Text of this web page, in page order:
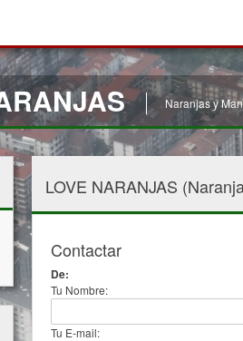
Naranjas y
LOVE NARANJAS
Contactar
De:
Tu Nombre:
Tu E-mail: